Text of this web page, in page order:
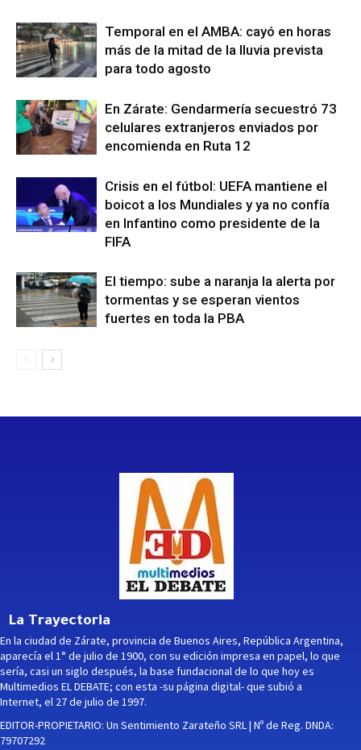
Temporal en el AMBA: cayó en horas
más de la mitad de la lluvia prevista
para todo agosto
En Zárate: Gendarmería secuestró 73
celulares extranjeros enviados por
encomienda en Ruta 12
Crisis en el fútbol: UEFA mantiene el
boicot a los Mundiales y ya no confía
en Infantino como presidente de la
FIFA
El tiempo: sube a naranja la alerta por
tormentas y se esperan vientos
fuertes en toda la PBA
La Trayectoria
En la ciudad de Zárate, provincia de Buenos Aires, República Argentina,
aparecía el 1° de julio de 1900, con su edición impresa en papel, lo que
sería, casi un siglo después, la base fundacional de lo que hoy es
Multimedios EL DEBATE; con esta -su página digital- que subió a
Internet, el 27 de julio de 1997.
EDITOR-PROPIETARIO: Un Sentimiento Zarateño SRL | Nº de Reg. DNDA:
79707292